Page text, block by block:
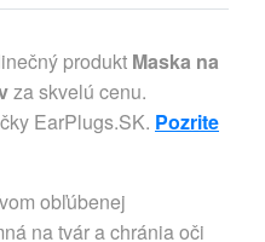
produkt Maska na
za skvelú cenu.
EarPlugs.SK. Pozrite
obľúbenej
na tvár a chránia oči